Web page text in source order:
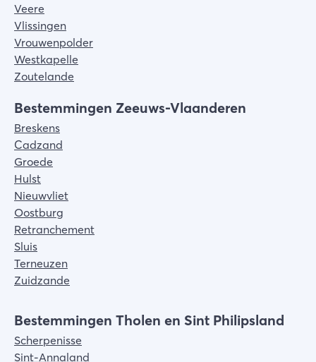
Veere
Vlissingen
Vrouwenpolder
Westkapelle
Zoutelande
Bestemmingen Zeeuws-Vlaanderen
Breskens
Cadzand
Groede
Hulst
Nieuwvliet
Oostburg
Retranchement
Sluis
Terneuzen
Zuidzande
Bestemmingen Tholen en Sint Philipsland
Scherpenisse
Sint-Annaland